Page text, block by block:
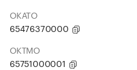
ОКАТО
65476370000
ОКТМО
65751000001